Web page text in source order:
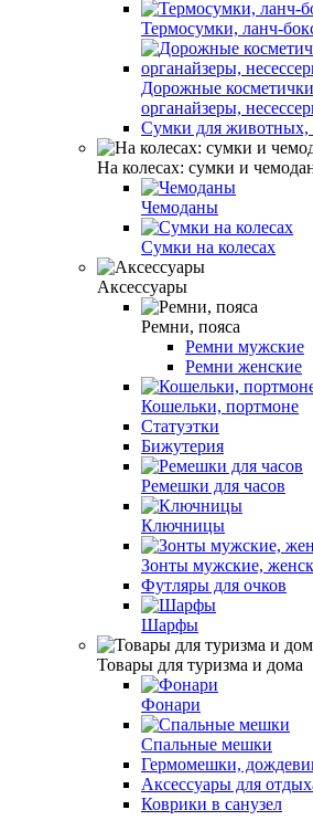
Термосумки, ланч-
Дорожные
органайзеры,
Сумки для животных,
На колесах: сумки и
Чемоданы
Сумки на колесах
Аксессуары
Ремни, пояса
Ремни мужские
Ремни женские
Кошельки, портмоне
Статуэтки
Бижутерия
Ремешки для часов
Ключницы
Зонты мужские,
Футляры для очков
Шарфы
Товары для туризма и дома
Фонари
Спальные мешки
Гермомешки,
Аксессуары для
Коврики в санузел